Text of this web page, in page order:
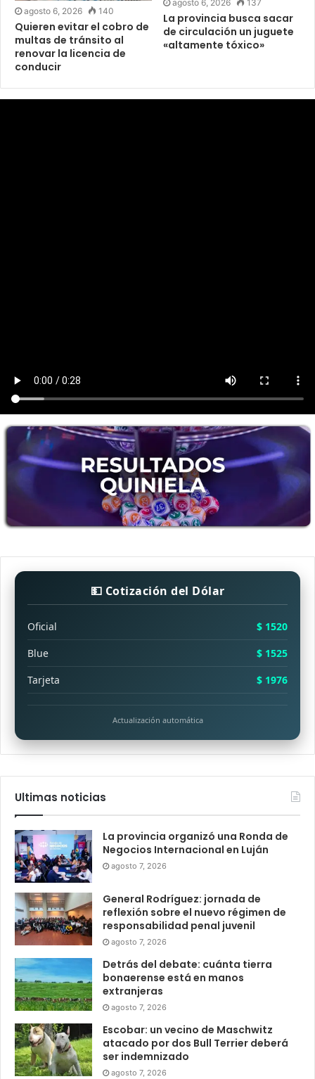
agosto 6, 2026 140
Quieren evitar el cobro de
multas de tránsito al
renovar la licencia de
conducir
agosto 6, 2026 137
La provincia busca sacar
de circulación un juguete
«altamente tóxico»
💵 Cotización del Dólar
Oficial
$ 1520
Blue
$ 1525
Tarjeta
$ 1976
Actualización automática
Ultimas noticias
La provincia organizó una Ronda de
Negocios Internacional en Luján
agosto 7, 2026
General Rodríguez: jornada de
reflexión sobre el nuevo régimen de
responsabilidad penal juvenil
agosto 7, 2026
Detrás del debate: cuánta tierra
bonaerense está en manos
extranjeras
agosto 7, 2026
Escobar: un vecino de Maschwitz
atacado por dos Bull Terrier deberá
ser indemnizado
agosto 7, 2026